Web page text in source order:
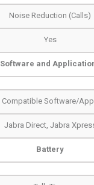
Noise Reduction (Calls)
Yes
Software and
Compatible Software/
Jabra Direct, Jabra
Battery